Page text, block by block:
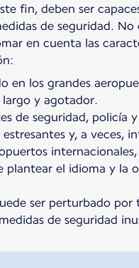
fin, deben ser
de seguridad. No
en cuenta las
en los grandes
y agotador.
de seguridad, policía
estresantes y, a veces,
plantear el idioma y la
ser perturbado por
de seguridad